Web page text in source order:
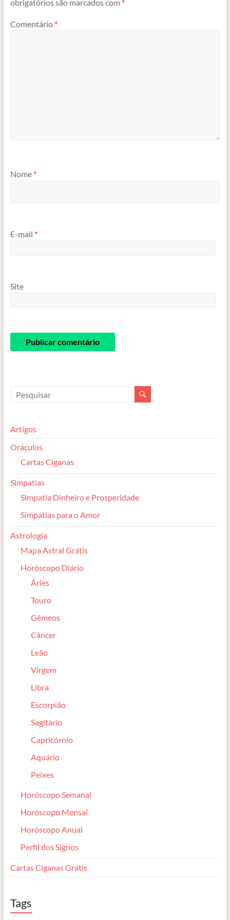
obrigatórios são marcados com *
Comentário *
Nome *
E-mail *
Site
Artigos
Oráculos
Cartas Ciganas
Simpatias
Simpatia Dinheiro e Prosperidade
Simpatias para o Amor
Astrologia
Mapa Astral Grátis
Horóscopo Diário
Áries
Touro
Gêmeos
Câncer
Leão
Virgem
Libra
Escorpião
Sagitário
Capricórnio
Aquário
Peixes
Horóscopo Semanal
Horóscopo Mensal
Horóscopo Anual
Perfil dos Signos
Cartas Ciganas Grátis
Tags